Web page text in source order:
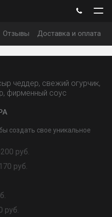
Отзывы Доставка и оплата
чеддер, свежий огурчик,
фирменный соус
создать свое уникальное
руб.
руб.
руб.